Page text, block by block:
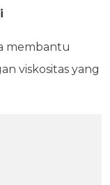
membantu
viskositas yang